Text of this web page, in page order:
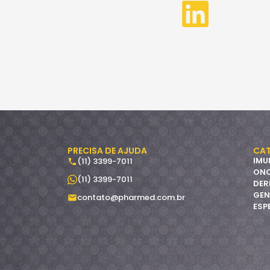
PRECISA DE AJUDA
(11) 3399-7011
(11) 3399-7011
contato@pharmed.com.br